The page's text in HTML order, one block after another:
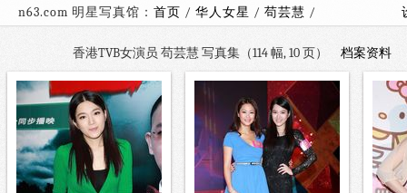
n63.com 明星写真馆： 首页 / 华人女星 / 苟芸慧 /
香港TVB女演员 苟芸慧 写真集（114 幅, 10 页） 档案资料